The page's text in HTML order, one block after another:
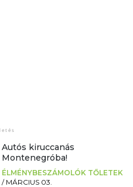
Autós kiruccanás
Montenegróba!
ÉLMÉNYBESZÁMOLÓK TŐLETEK
/ MÁRCIUS 03.